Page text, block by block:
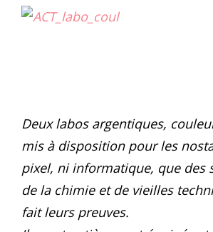
Deux labos argentiques,
mis à disposition pour les
pixel, ni informatique, que des
de la chimie et de vieilles
fait leurs preuves.